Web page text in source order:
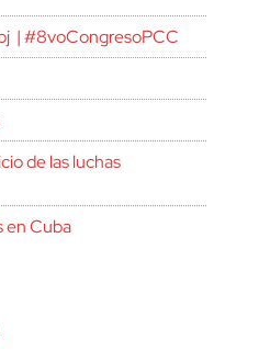
| #8voCongresoPCC
de las luchas
en Cuba